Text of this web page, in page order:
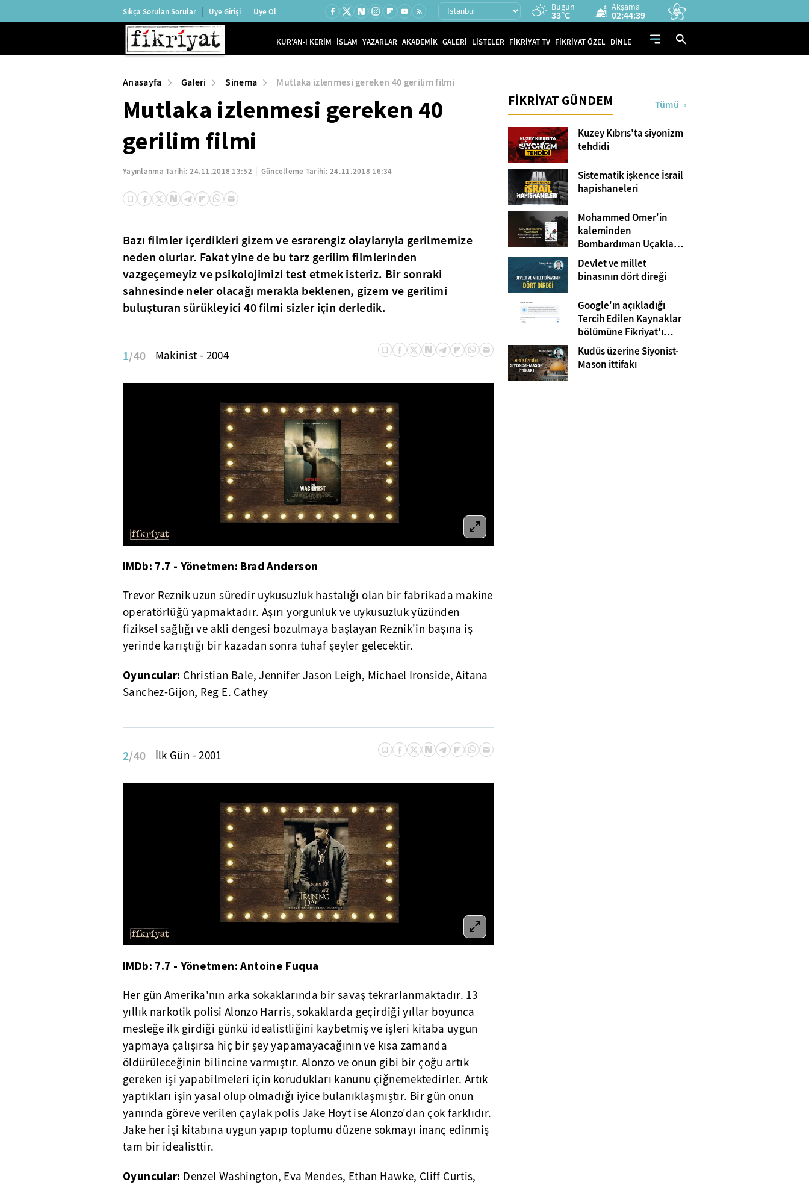
Sıkça Sorulan Sorular Üye Girişi Üye Ol Bugün
33°C
Akşama
02:44:38
KUR'AN-I KERİM İSLAM YAZARLAR AKADEMİK GALERİ LİSTELER FİKRİYAT TV FİKRİYAT ÖZEL DİNLE
Anasayfa Galeri Sinema Mutlaka izlenmesi gereken 40 gerilim filmi
Mutlaka izlenmesi gereken 40
gerilim filmi
Yayınlanma Tarihi:24.11.2018 13:52 Güncelleme Tarihi:24.11.2018 16:34
Bazı filmler içerdikleri gizem ve esrarengiz olaylarıyla gerilmemize
neden olurlar. Fakat yine de bu tarz gerilim filmlerinden
vazgeçemeyiz ve psikolojimizi test etmek isteriz. Bir sonraki
sahnesinde neler olacağı merakla beklenen, gizem ve gerilimi
buluşturan sürükleyici 40 filmi sizler için derledik.
1/40 Makinist - 2004
IMDb: 7.7 - Yönetmen: Brad Anderson
Trevor Reznik uzun süredir uykusuzluk hastalığı olan bir fabrikada makine
operatörlüğü yapmaktadır. Aşırı yorgunluk ve uykusuzluk yüzünden
fiziksel sağlığı ve akli dengesi bozulmaya başlayan Reznik'in başına iş
yerinde karıştığı bir kazadan sonra tuhaf şeyler gelecektir.
Oyuncular: Christian Bale, Jennifer Jason Leigh, Michael Ironside, Aitana
Sanchez-Gijon, Reg E. Cathey
2/40 İlk Gün - 2001
IMDb: 7.7 - Yönetmen: Antoine Fuqua
Her gün Amerika'nın arka sokaklarında bir savaş tekrarlanmaktadır. 13
yıllık narkotik polisi Alonzo Harris, sokaklarda geçirdiği yıllar boyunca
mesleğe ilk girdiği günkü idealistliğini kaybetmiş ve işleri kitaba uygun
yapmaya çalışırsa hiç bir şey yapamayacağının ve kısa zamanda
öldürüleceğinin bilincine varmıştır. Alonzo ve onun gibi bir çoğu artık
gereken işi yapabilmeleri için korudukları kanunu çiğnemektedirler. Artık
yaptıkları işin yasal olup olmadığı iyice bulanıklaşmıştır. Bir gün onun
yanında göreve verilen çaylak polis Jake Hoyt ise Alonzo'dan çok farklıdır.
Jake her işi kitabına uygun yapıp toplumu düzene sokmayı inanç edinmiş
tam bir idealisttir.
Oyuncular: Denzel Washington, Eva Mendes, Ethan Hawke, Cliff Curtis,
FİKRİYAT GÜNDEM Tümü
Kuzey Kıbrıs'ta siyonizm
tehdidi
Sistematik işkence İsrail
hapishaneleri
Mohammed Omer'in
kaleminden
Bombardıman Uçakları
ve Tanklar Arasında
Gazze
Devlet ve millet
binasının dört direği
Google'ın açıkladığı
Tercih Edilen Kaynaklar
bölümüne Fikriyat'ı
eklemeyi unutmayın!
Kudüs üzerine Siyonist-
Mason ittifakı